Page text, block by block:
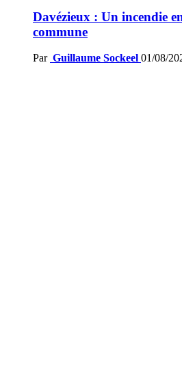
Davézieux : Un incendie
commune
Par Guillaume Sockeel 01/08/